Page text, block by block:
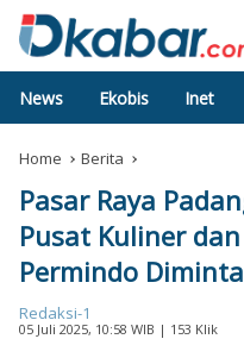
News Ekobis Inet
Home Berita
Pasar Raya
Pusat Kuliner
Permindo
Redaksi-1
05 Juli 2025, 10:58 WIB | 153 Klik